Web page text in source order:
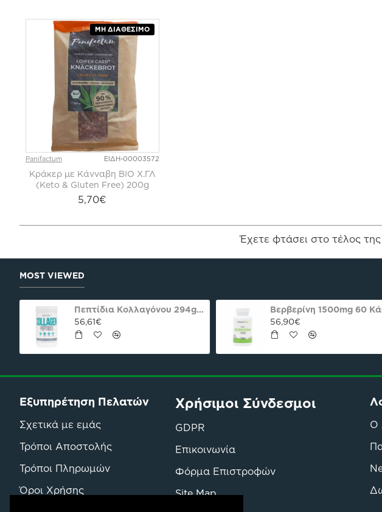
ΜΗ ΔΙΑΘΈΣΙΜΟ
Panifactum ΕΙΔΗ-00003572
Κράκερ με Κάνναβη ΒΙΟ Χ.ΓΛ
(Keto & Gluten Free) 200g
5,70€
Έχετε φτάσει στο τέλος της
MOST VIEWED
Πεπτίδια Κολλαγόνου 294g Natures Plus
56,61€
56,90€
Εξυπηρέτηση Πελατών
Σχετικά με εμάς
Τρόποι Αποστολής
Τρόποι Πληρωμών
Όροι Χρήσης
Χρήσιμοι Σύνδεσμοι
GDPR
Επικοινωνία
Φόρμα Επιστροφών
Site Map
Ο